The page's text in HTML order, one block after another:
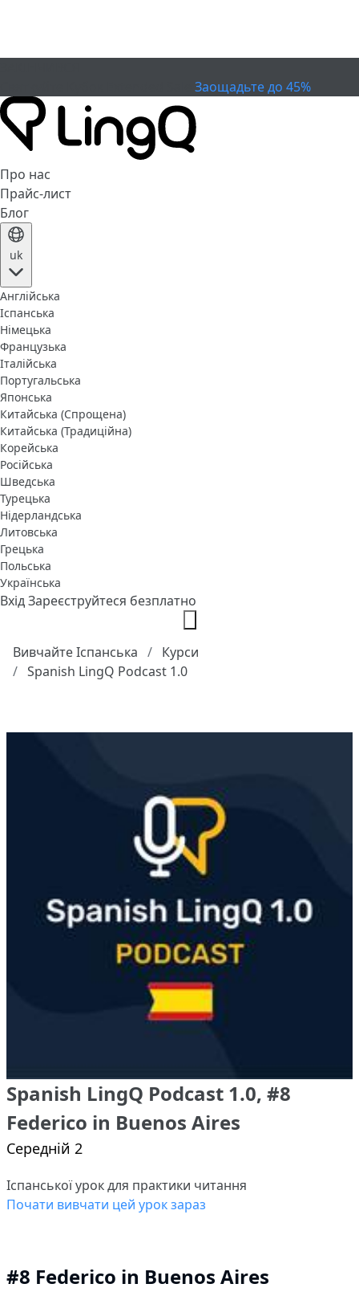
Заощадьте до 45%
Про нас
Прайс-лист
Блог
uk
Англійська
Іспанська
Німецька
Французька
Італійська
Португальська
Японська
Китайська (Спрощена)
Китайська (Традиційна)
Корейська
Російська
Шведська
Турецька
Нідерландська
Литовська
Грецька
Польська
Українська
ВхідЗареєструйтеся безплатно
Вивчайте Іспанська
Курси
Spanish LingQ Podcast 1.0
Spanish LingQ Podcast 1.0, #8
Federico in Buenos Aires
Середній 2
Іспанської урок для практики читання
Почати вивчати цей урок зараз
#8 Federico in Buenos Aires